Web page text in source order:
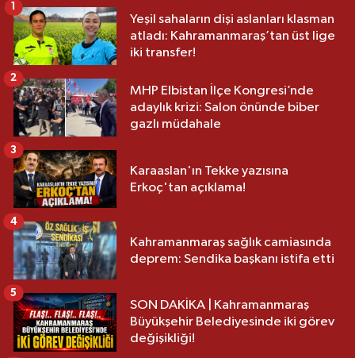
Yeşil sahaların dişi aslanları klasman
atladı: Kahramanmaraş’tan üst lige
iki transfer!
1
MHP Elbistan İlçe Kongresi’nde
adaylık krizi: Salon önünde biber
gazlı müdahale
2
Karaaslan'ın Tekke yazısına
Erkoç'tan açıklama!
3
Kahramanmaraş sağlık camiasında
deprem: Sendika başkanı istifa etti
4
SON DAKİKA | Kahramanmaraş
Büyükşehir Belediyesinde iki görev
değişikliği!
5